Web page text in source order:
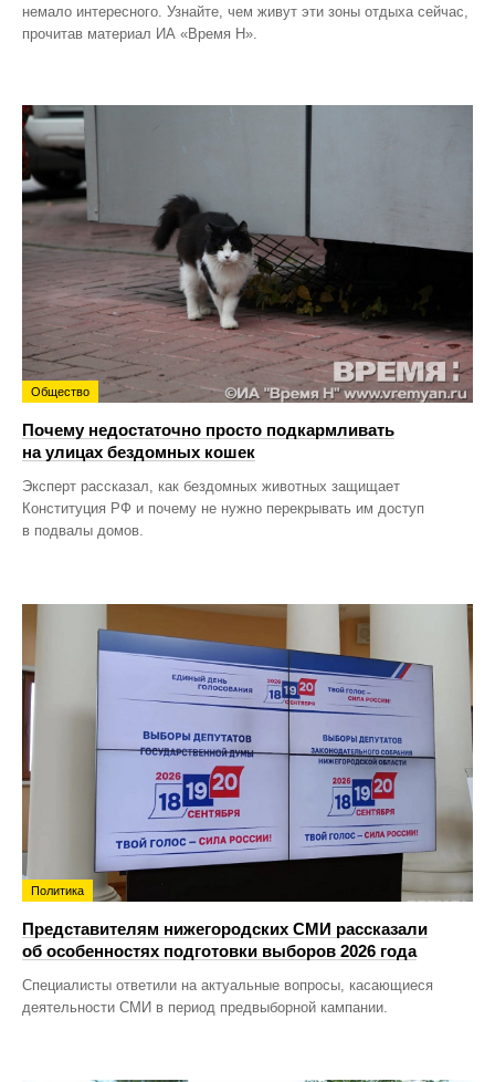
немало интересного. Узнайте, чем живут эти зоны отдыха сейчас,
прочитав материал ИА «Время Н».
Общество
Почему недостаточно просто подкармливать
на улицах бездомных кошек
Эксперт рассказал, как бездомных животных защищает
Конституция РФ и почему не нужно перекрывать им доступ
в подвалы домов.
Политика
Представителям нижегородских СМИ рассказали
об особенностях подготовки выборов 2026 года
Специалисты ответили на актуальные вопросы, касающиеся
деятельности СМИ в период предвыборной кампании.